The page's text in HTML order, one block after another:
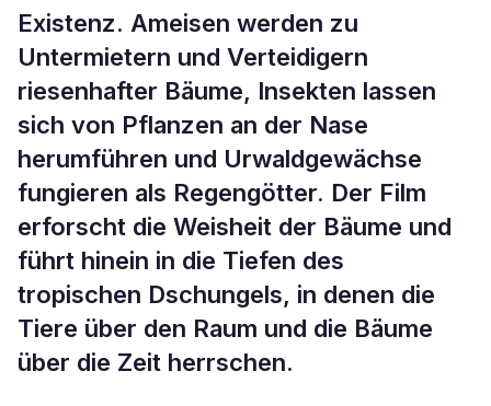
Existenz. Ameisen werden zu
Untermietern und Verteidigern
riesenhafter Bäume, Insekten lassen
sich von Pflanzen an der Nase
herumführen und Urwaldgewächse
fungieren als Regengötter. Der Film
erforscht die Weisheit der Bäume und
führt hinein in die Tiefen des
tropischen Dschungels, in denen die
Tiere über den Raum und die Bäume
über die Zeit herrschen.